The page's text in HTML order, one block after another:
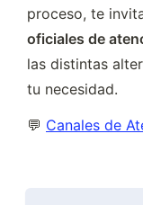
proceso, te
oficiales de
las distintas
tu necesidad.
💬 Canales de